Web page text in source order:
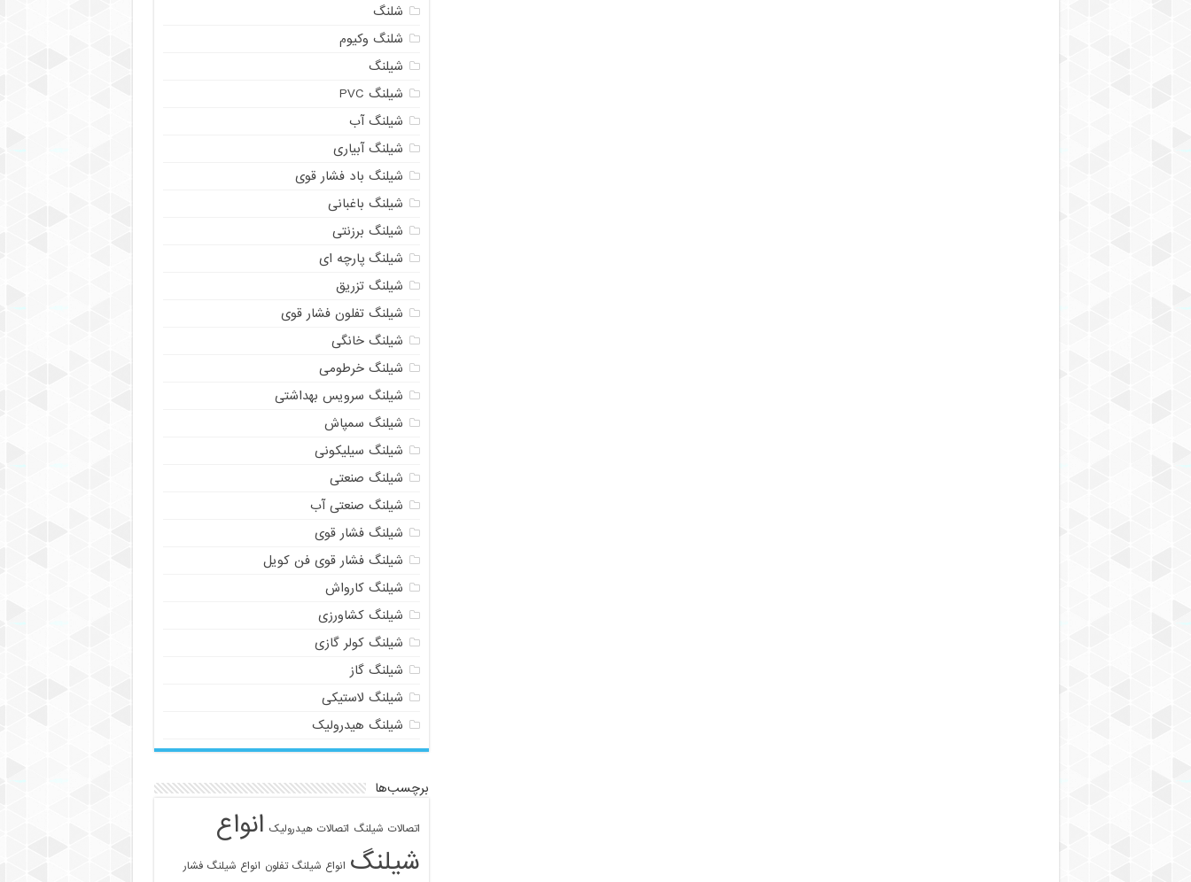
شلنگ
شلنگ وکیوم
شیلنگ
شیلنگ PVC
شیلنگ آب
شیلنگ آبیاری
شیلنگ باد فشار قوی
شیلنگ باغبانی
شیلنگ برزنتی
شیلنگ پارچه‌ ای
شیلنگ تزریق
شیلنگ تفلون فشار قوی
شیلنگ خانگی
شیلنگ خرطومی
شیلنگ سرویس بهداشتی
شیلنگ سمپاش
شیلنگ سیلیکونی
شیلنگ صنعتی
شیلنگ صنعتی آب
شیلنگ فشار قوی
شیلنگ فشار قوی فن کویل
شیلنگ کارواش
شیلنگ کشاورزی
شیلنگ کولر گازی
شیلنگ گاز
شیلنگ لاستیکی
شیلنگ هیدرولیک
برچسب‌ها
اتصالات شیلنگ اتصالات هیدرولیک انواع
شیلنگ انواع شیلنگ تفلون انواع شیلنگ فشار